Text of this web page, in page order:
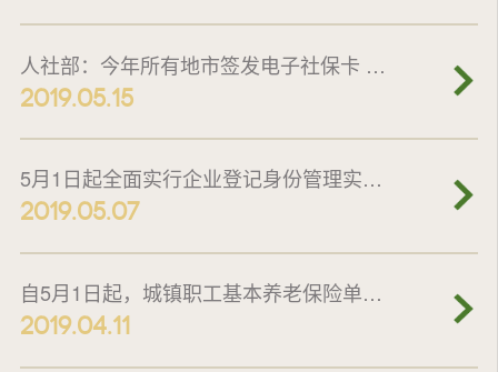
人社部：今年所有地市签发电子社保卡 开通移动支付
2019.05.15
5月1日起全面实行企业登记身份管理实名验证
2019.05.07
自5月1日起，城镇职工基本养老保险单位缴费比例下降
2019.04.11